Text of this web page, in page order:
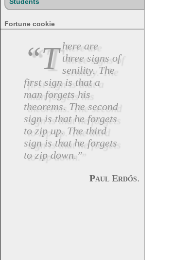
Students
Fortune cookie
“There are three signs of
senility. The
first sign is that a
man forgets his
theorems. The second
sign is that he forgets
to zip up. The third
sign is that he forgets
to zip down.”
Paul Erdős.